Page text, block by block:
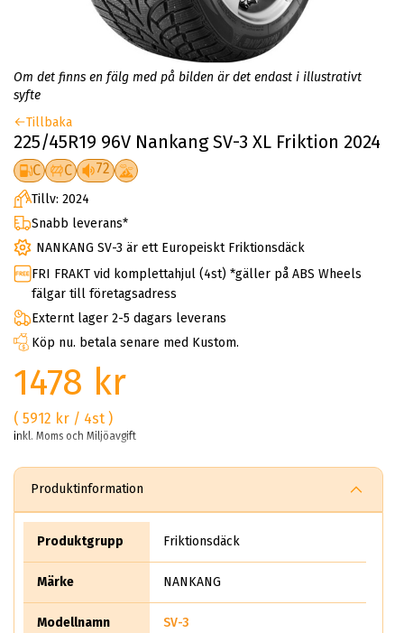
Om det finns en fälg med på bilden är det endast i illustrativt
syfte
Tillbaka
225/45R19 96V Nankang SV-3 XL Friktion 2024
C C 72
Tillv: 2024
Snabb leverans*
NANKANG SV-3 är ett Europeiskt Friktionsdäck
FRI FRAKT vid komplettahjul (4st) *gäller på ABS Wheels
fälgar till företagsadress
Externt lager 2-5 dagars leverans
Köp nu. betala senare med Kustom.
1478 kr
( 5912 kr / 4st )
inkl. Moms och Miljöavgift
Produktinformation
Produktgrupp Friktionsdäck
Märke NANKANG
Modellnamn SV-3